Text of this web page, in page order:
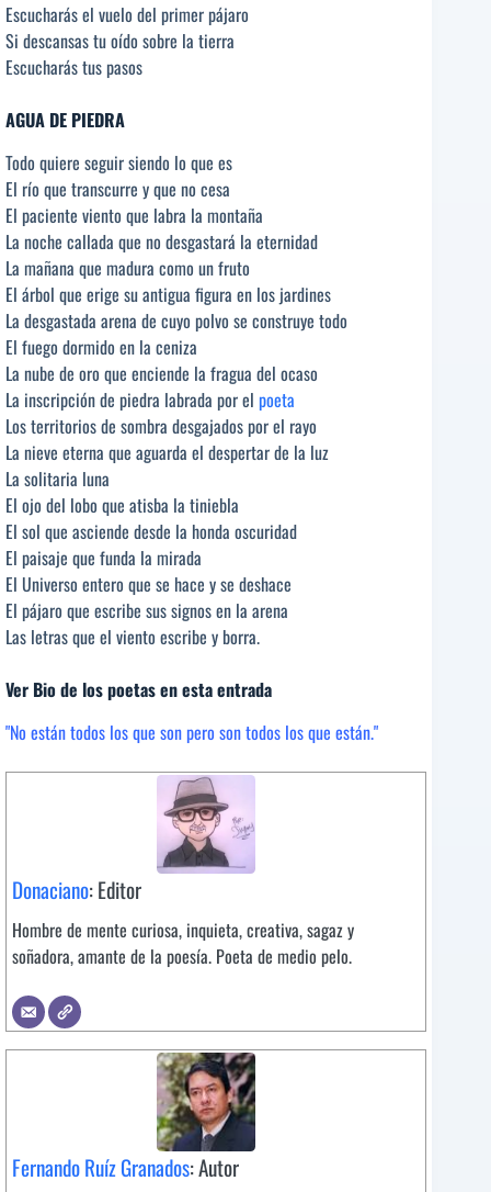
Escucharás el vuelo del primer pájaro
Si descansas tu oído sobre la tierra
Escucharás tus pasos
AGUA DE PIEDRA
Todo quiere seguir siendo lo que es
El río que transcurre y que no cesa
El paciente viento que labra la montaña
La noche callada que no desgastará la eternidad
La mañana que madura como un fruto
El árbol que erige su antigua figura en los jardines
La desgastada arena de cuyo polvo se construye todo
El fuego dormido en la ceniza
La nube de oro que enciende la fragua del ocaso
La inscripción de piedra labrada por el poeta
Los territorios de sombra desgajados por el rayo
La nieve eterna que aguarda el despertar de la luz
La solitaria luna
El ojo del lobo que atisba la tiniebla
El sol que asciende desde la honda oscuridad
El paisaje que funda la mirada
El Universo entero que se hace y se deshace
El pájaro que escribe sus signos en la arena
Las letras que el viento escribe y borra.
Ver Bio de los poetas en esta entrada
"No están todos los que son pero son todos los que están."
Donaciano: Editor
Hombre de mente curiosa, inquieta, creativa, sagaz y
soñadora, amante de la poesía. Poeta de medio pelo.
Fernando Ruíz Granados: Autor